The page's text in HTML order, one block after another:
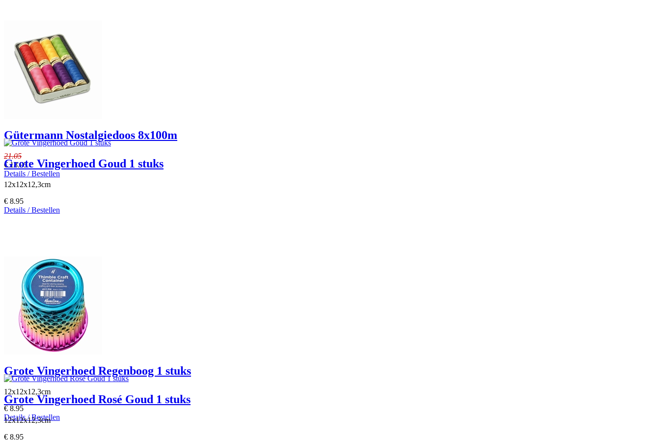
Gütermann Nostalgiedoos 8x100m
21.05
€ 18.95
Details / Bestellen
Grote Vingerhoed Goud 1 stuks
12x12x12,3cm
€ 8.95
Details / Bestellen
Grote Vingerhoed Regenboog 1 stuks
12x12x12,3cm
€ 8.95
Details / Bestellen
Grote Vingerhoed Rosé Goud 1 stuks
12x12x12,3cm
€ 8.95